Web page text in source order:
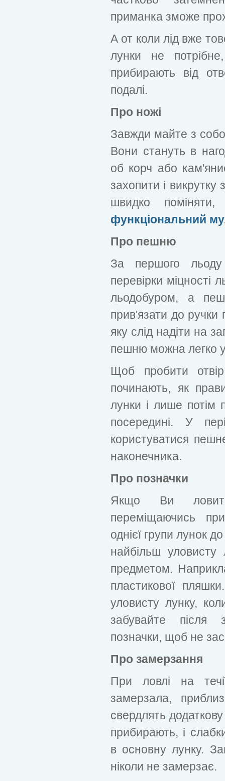
приманка зможе
А от коли лід вже
лунки не
прибирають від
подалі.
Про ножі
Завжди майте з
Вони стануть в
об корч або
захопити і
швидко
функціональний
Про пешню
За першого
перевірки міцності
льодобуром, а
прив'язати до
яку слід надіти на
пешню можна легко
Щоб пробити
починають, як
лунки і лише потім
посередині. У
користуватися
наконечника.
Про позначки
Якщо Ви
переміщаючись
однієї групи лунок
найбільш уловисту
предметом.
пластикової
уловисту лунку,
забувайте після
позначки, щоб не
Про замерзання
При ловлі на
замерзала,
свердлять
прибирають, і
в основну лунку.
ніколи не замерзає.